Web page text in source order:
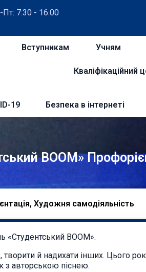
7:30 - 16:00
Вступникам Учням
Кваліфікаційний
19 Безпека в інтернеті
BOOM»
, Художня самодіяльність
«Студентський BOOM».
творити й надихати інших. Цього
з авторською піснею.